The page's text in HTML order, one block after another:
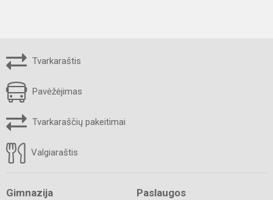
Tvarkaraštis
Pavėžėjimas
Tvarkaraščių pakeitimai
Valgiaraštis
Gimnazija Paslaugos